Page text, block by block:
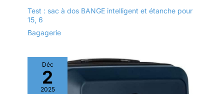
Test : sac à dos BANGE intelligent et étanche pour
15, 6
Bagagerie
Déc
2
2025